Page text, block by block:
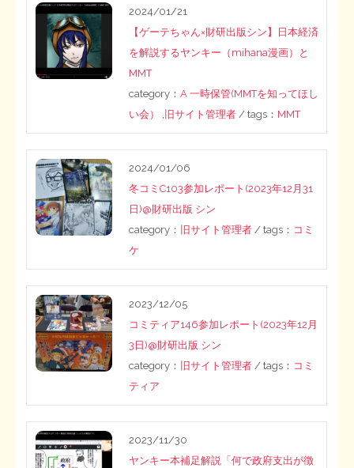
たかの経世済民イラスト集
送
り
2024/01/21
【ゲーテちゃん×財研出版シン】日本経済
を解説するヤンキー（mihana漫画）と
MMT
category：A 一時保管(MMTを知ってほし
い会）
, 旧サイト管理者 / tags： MMT
2024/01/06
冬コミC103参加レポート(2023年12月31
日)@財研出版 シン
category：
旧サイト管理者 / tags： コミ
ケ
2023/12/05
コミティア146参加レポート(2023年12月
3日)@財研出版 シン
category：
旧サイト管理者 / tags： コミ
ティア
2023/11/30
ヤンキー本補足解説「何で政府支出が徴